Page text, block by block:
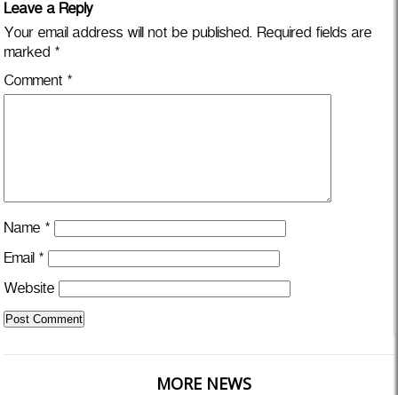
Leave a Reply
Your email address will not be published. Required fields are
marked *
Comment *
Name *
Email *
Website
MORE NEWS